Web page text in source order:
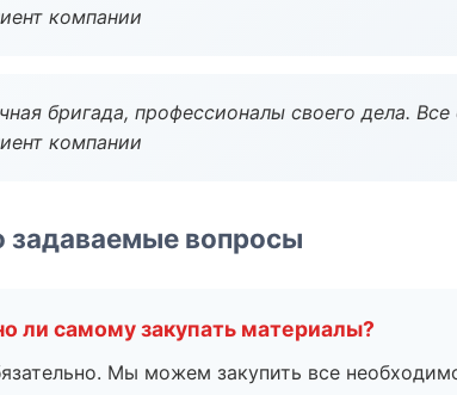
компании
бригада, профессионалы своего дела.
компании
задаваемые вопросы
ли самому закупать материалы?
Мы можем закупить все